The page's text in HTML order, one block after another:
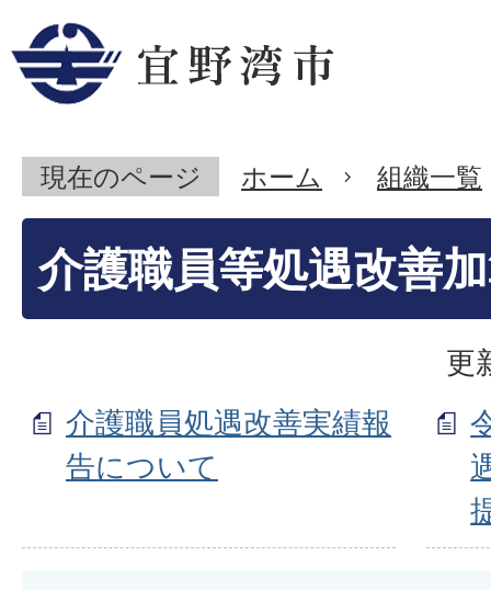
現在のページ ホーム 組織一覧
介護職員等処遇改善
更
介護職員処遇改善実績報
告について